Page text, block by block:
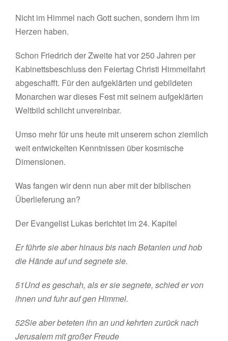
Nicht im Himmel nach Gott suchen, sondern ihm im
Herzen haben.
Schon Friedrich der Zweite hat vor 250 Jahren per
Kabinettsbeschluss den Feiertag Christi Himmelfahrt
abgeschafft. Für den aufgeklärten und gebildeten
Monarchen war dieses Fest mit seinem aufgeklärten
Weltbild schlicht unvereinbar.
Umso mehr für uns heute mit unserem schon ziemlich
weit entwickelten Kenntnissen über kosmische
Dimensionen.
Was fangen wir denn nun aber mit der biblischen
Überlieferung an?
Der Evangelist Lukas berichtet im 24. Kapitel
Er führte sie aber hinaus bis nach Betanien und hob
die Hände auf und segnete sie.
51Und es geschah, als er sie segnete, schied er von
ihnen und fuhr auf gen Himmel.
52Sie aber beteten ihn an und kehrten zurück nach
Jerusalem mit großer Freude